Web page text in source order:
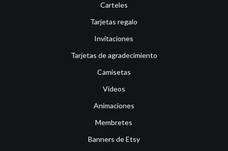
Carteles
Tarjetas regalo
Invitaciones
Tarjetas de agradecimiento
Camisetas
Vídeos
Animaciones
Membretes
Banners de Etsy